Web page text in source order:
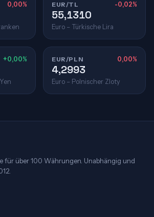
0,00% EUR/TL -0,02%
55,1310
Euro – Türkische Lira
+0,00% EUR/PLN 0,00%
4,2993
Euro – Polnischer Zloty
für über 100 Währungen. Unabhängig und